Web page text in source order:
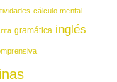
cálculo mental
gramática inglés